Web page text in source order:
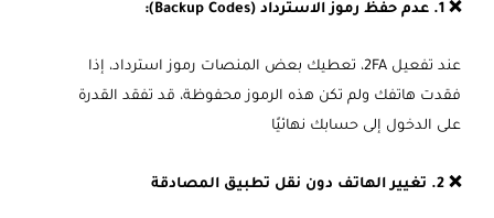
❌ 1. عدم حفظ رموز الاسترداد (Backup Codes):
عند تفعيل 2FA، تعطيك بعض المنصات رموز استرداد، إذا
فقدت هاتفك ولم تكن هذه الرموز محفوظة، قد تفقد القدرة
على الدخول إلى حسابك نهائيًا
❌ 2. تغيير الهاتف دون نقل تطبيق المصادقة